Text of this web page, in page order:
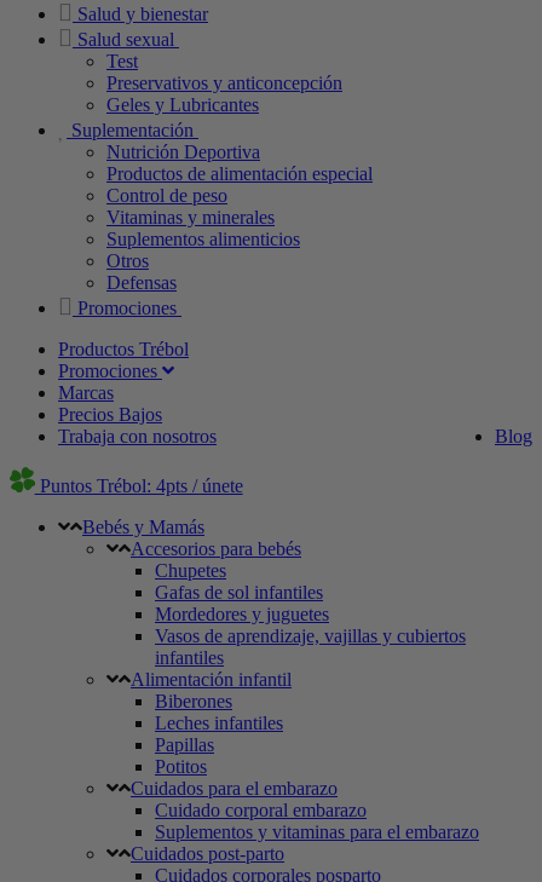
Salud y bienestar
Salud sexual
Test
Preservativos y anticoncepción
Geles y Lubricantes
Suplementación
Nutrición Deportiva
Productos de alimentación especial
Control de peso
Vitaminas y minerales
Suplementos alimenticios
Otros
Defensas
Promociones
Productos Trébol
Promociones
Marcas
Precios Bajos
Blog
Trabaja con nosotros
Puntos Trébol: 4pts / únete
Bebés y Mamás
Accesorios para bebés
Chupetes
Gafas de sol infantiles
Mordedores y juguetes
Vasos de aprendizaje, vajillas y cubiertos
infantiles
Alimentación infantil
Biberones
Leches infantiles
Papillas
Potitos
Cuidados para el embarazo
Cuidado corporal embarazo
Suplementos y vitaminas para el embarazo
Cuidados post-parto
Cuidados corporales posparto